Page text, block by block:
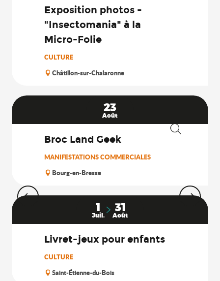
Exposition photos -
"Insectomania" à la
Micro-Folie
CULTURE
Châtillon-sur-Chalaronne
23
Août
Broc Land Geek
MANIFESTATIONS COMMERCIALES
Bourg-en-Bresse
1
Juil.
31
Août
Livret-jeux pour enfants
CULTURE
Saint-Étienne-du-Bois